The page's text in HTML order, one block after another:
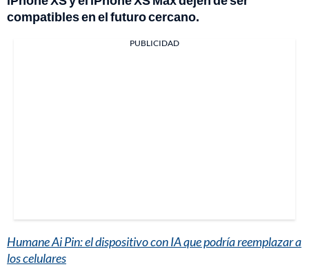
compatibles en el futuro cercano.
PUBLICIDAD
Humane Ai Pin: el dispositivo con IA que podría reemplazar a
los celulares